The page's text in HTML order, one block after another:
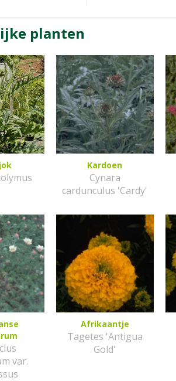
planten
Kardoen
Cynara
cardunculus 'Cardy'
var.
Afrikaantje
Tagetes 'Antigua
Gold'